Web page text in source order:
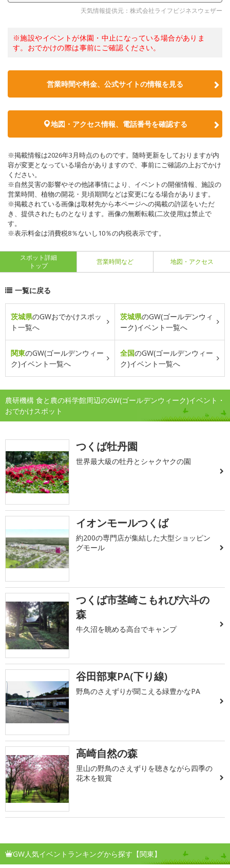
天気情報提供元：株式会社ライフビジネスウェザー
※施設やイベントが休園・中止になっている場合がありま
す。おでかけの際は事前にご確認ください。
営業時間や料金、公式サイトの情報を見る
地図・アクセス情報、電話番号を確認する
※掲載情報は2026年3月時点のものです。随時更新をしておりますが内
容が変更となっている場合がありますので、事前にご確認の上おでかけ
ください。
※自然災害の影響やその他諸事情により、イベントの開催情報、施設の
営業時間、植物の開花・見頃期間などは変更になる場合があります。
※掲載されている画像は取材先から本ページへの掲載の許諾をいただ
き、提供されたものとなります。画像の無断転載(二次使用)は禁止で
す。
※表示料金は消費税8％ないし10％の内税表示です。
スポット詳細
トップ
営業時間など 地図・アクセス
一覧に戻る
茨城県のGWおでかけスポッ
ト一覧へ
茨城県のGW(ゴールデンウィ
ーク)イベント一覧へ
関東のGW(ゴールデンウィー
ク)イベント一覧へ
全国のGW(ゴールデンウィー
ク)イベント一覧へ
農研機構 食と農の科学館周辺のGW(ゴールデンウィーク)イベント・
おでかけスポット
つくば牡丹園
世界最大級の牡丹とシャクヤクの園
イオンモールつくば
約200の専門店が集結した大型ショッピン
グモール
つくば市茎崎こもれび六斗の
森
牛久沼を眺める高台でキャンプ
谷田部東PA(下り線)
野鳥のさえずりが聞こえる緑豊かなPA
高崎自然の森
里山の野鳥のさえずりを聴きながら四季の
花木を観賞
GW人気イベントランキングから探す【関東】